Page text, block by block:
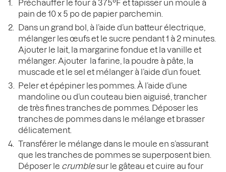
Préchauffer le four à 375°F et tapisser un moule à
pain de 10 x 5 po de papier parchemin.
Dans un grand bol, à l’aide d’un batteur électrique,
mélanger les œufs et le sucre pendant 1 à 2 minutes.
Ajouter le lait, la margarine fondue et la vanille et
mélanger. Ajouter la farine, la poudre à pâte, la
muscade et le sel et mélanger à l’aide d’un fouet.
Peler et épépiner les pommes. À l’aide d’une
mandoline ou d’un couteau bien aiguisé, trancher
de très fines tranches de pommes. Déposer les
tranches de pommes dans le mélange et brasser
délicatement.
Transférer le mélange dans le moule en s’assurant
que les tranches de pommes se superposent bien.
Déposer le crumblesur le gâteau et cuire au four